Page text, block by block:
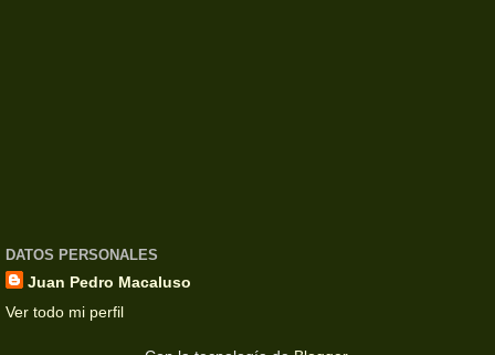
DATOS PERSONALES
Juan Pedro Macaluso
Ver todo mi perfil